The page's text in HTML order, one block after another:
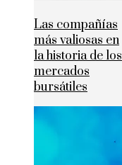
Las compañías
más valiosas en
la historia de los
mercados
bursátiles